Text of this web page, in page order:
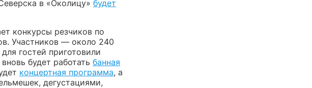
в «Околицу» будет
конкурсы резчиков по
Участников — около 240
гостей приготовили
будет работать банная
концертная программа, а
дегустациями,